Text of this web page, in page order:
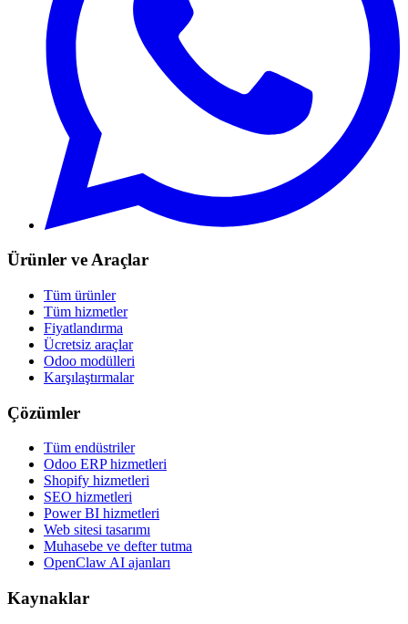
Ürünler ve Araçlar
Tüm ürünler
Tüm hizmetler
Fiyatlandırma
Ücretsiz araçlar
Odoo modülleri
Karşılaştırmalar
Çözümler
Tüm endüstriler
Odoo ERP hizmetleri
Shopify hizmetleri
SEO hizmetleri
Power BI hizmetleri
Web sitesi tasarımı
Muhasebe ve defter tutma
OpenClaw AI ajanları
Kaynaklar